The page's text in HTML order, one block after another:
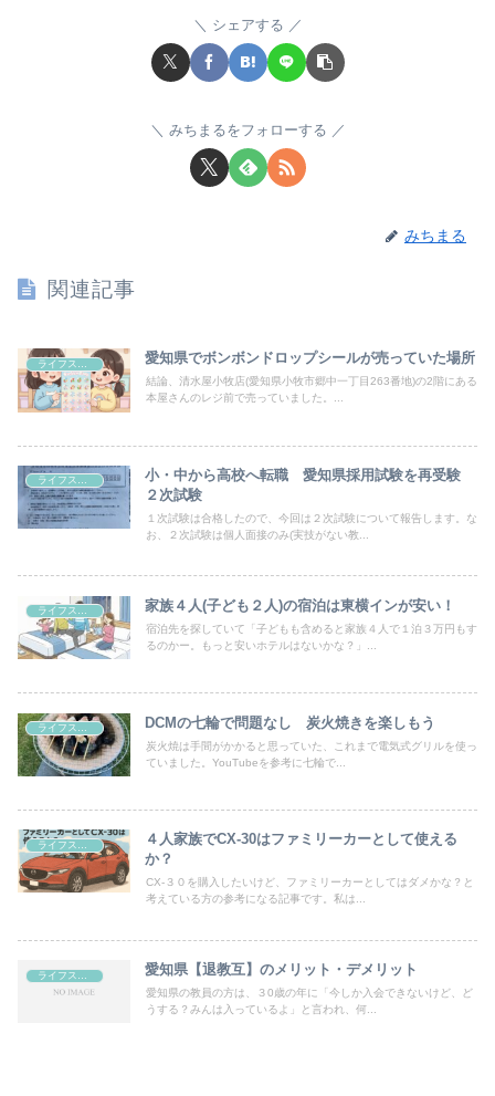
シェアする
みちまるをフォローする
みちまる
関連記事
愛知県でボンボンドロップシールが売っていた場所
結論、清水屋小牧店(愛知県小牧市郷中一丁目263番地)の2階にある
本屋さんのレジ前で売っていました。...
ライフスタイル
小・中から高校へ転職 愛知県採用試験を再受験
２次試験
１次試験は合格したので、今回は２次試験について報告します。な
お、２次試験は個人面接のみ(実技がない教...
ライフスタイル 家族４人(子ども２人)の宿泊は東横インが安い！
宿泊先を探していて「子どもも含めると家族４人で１泊３万円もす
るのかー。もっと安いホテルはないかな？」...
DCMの七輪で問題なし 炭火焼きを楽しもう
炭火焼は手間がかかると思っていた、これまで電気式グリルを使っ
ていました。YouTubeを参考に七輪で...
４人家族でCX-30はファミリーカーとして使える
か？
CX-３０を購入したいけど、ファミリーカーとしてはダメかな？と
考えている方の参考になる記事です。私は...
愛知県【退教互】のメリット・デメリット
愛知県の教員の方は、３0歳の年に「今しか入会できないけど、ど
うする？みんは入っているよ」と言われ、何...